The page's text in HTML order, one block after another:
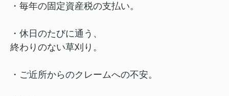
・毎年の固定資産税の支払い。
・休日のたびに通う、
終わりのない草刈り。
・ご近所からのクレームへの不安。